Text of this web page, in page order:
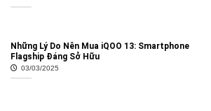
Những Lý Do Nên Mua iQOO 13: Smartphone
Flagship Đáng Sở Hữu
03/03/2025